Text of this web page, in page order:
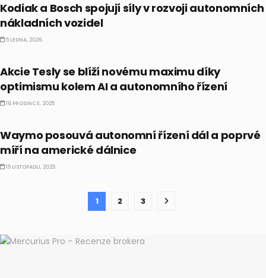
Kodiak a Bosch spojují síly v rozvoji autonomních
nákladních vozidel
5 LEDNA, 2026
Akcie Tesly se blíží novému maximu díky
optimismu kolem AI a autonomního řízení
16 PROSINCE, 2025
Waymo posouvá autonomní řízení dál a poprvé
míří na americké dálnice
15 LISTOPADU, 2025
1 2 3